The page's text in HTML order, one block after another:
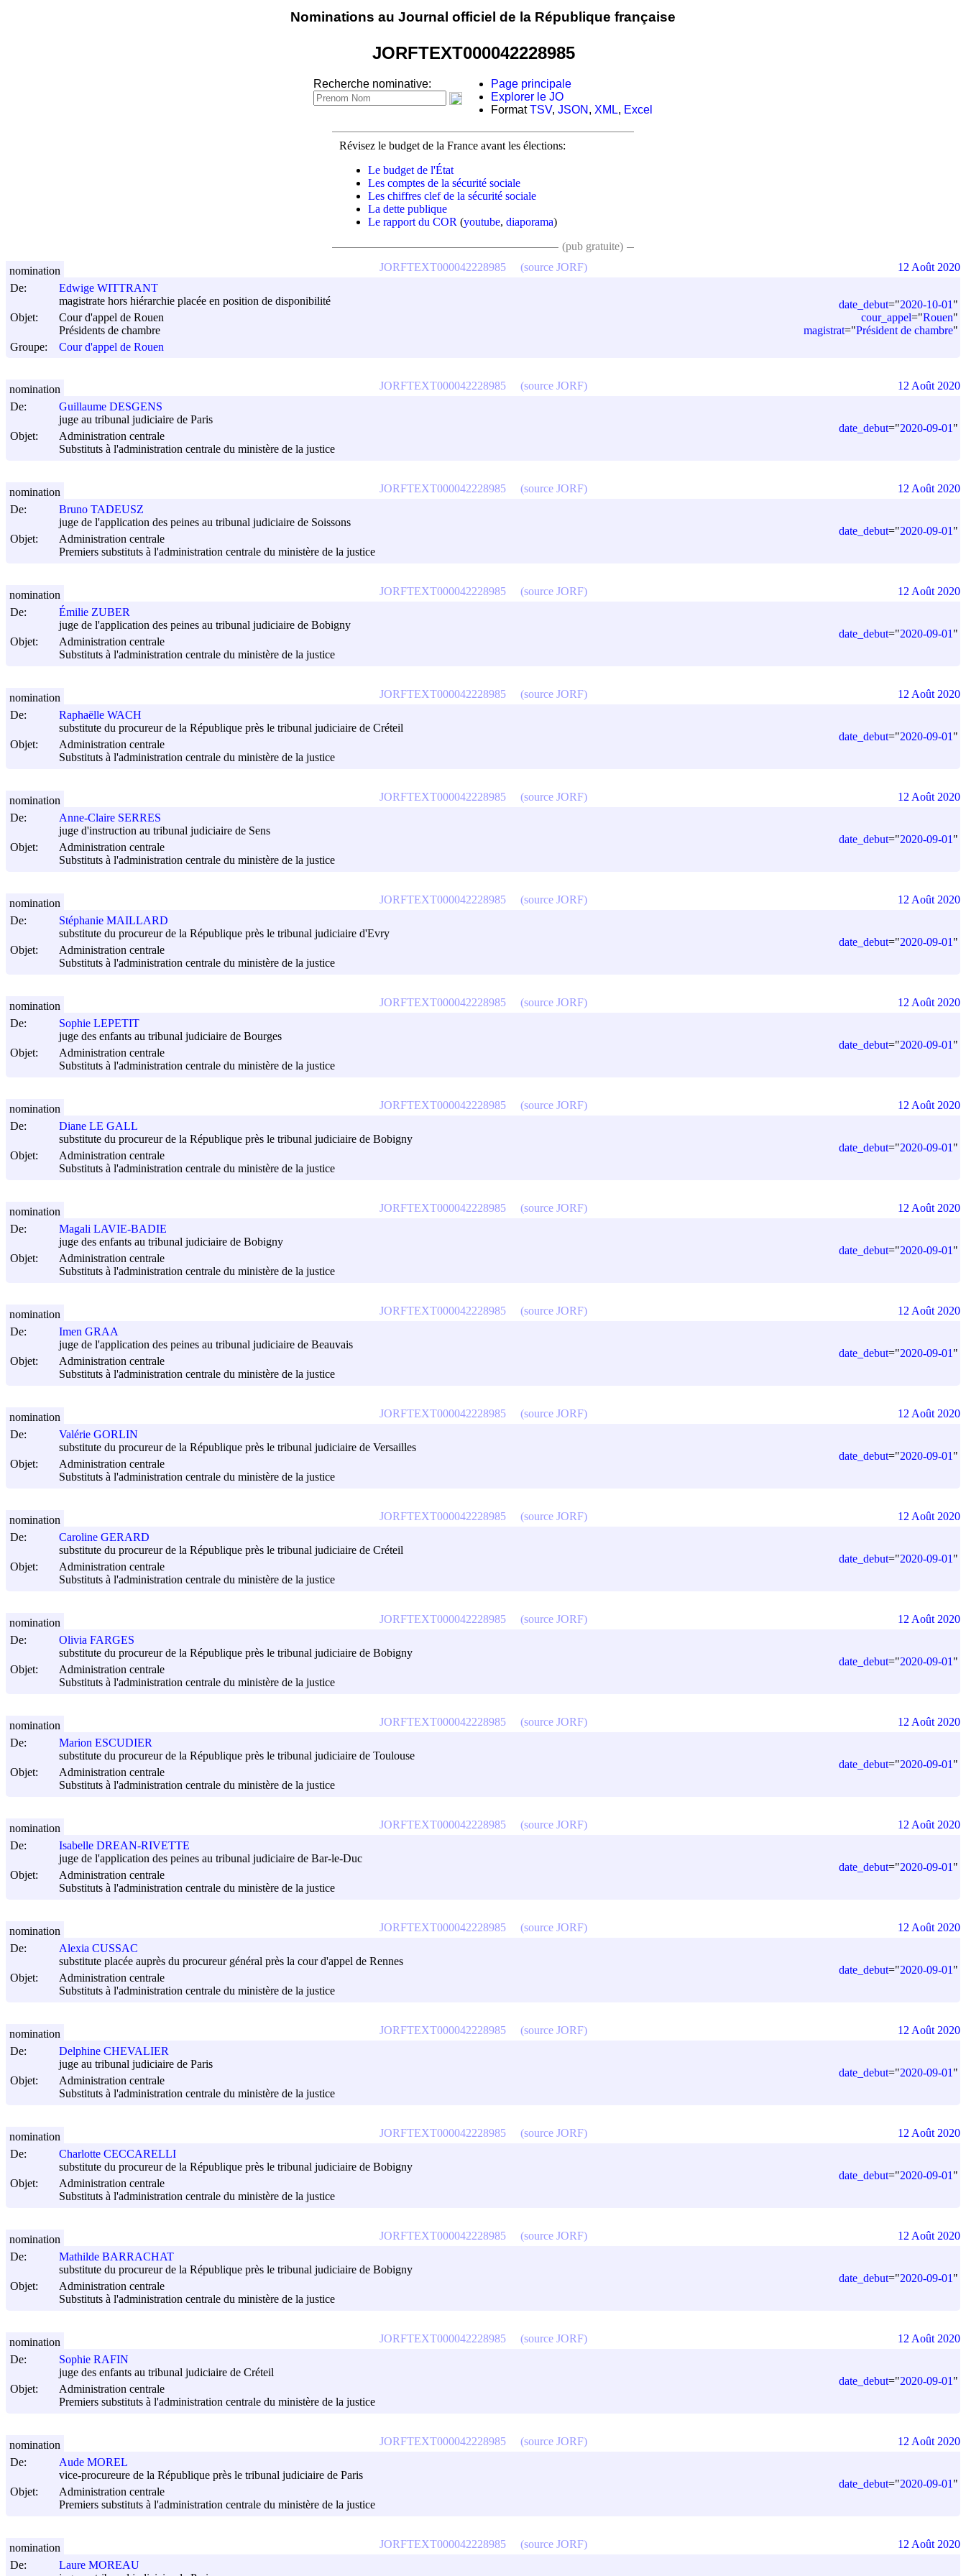
Nominations au Journal officiel de la République française
JORFTEXT000042228985
Recherche nominative:
Page principale
Explorer le JO
FormatTSV, JSON , XML, Excel
Révisez le budget de la France avant les élections:
Le budget de l'État
Les comptes de la sécurité sociale
Les chiffres clef de la sécurité sociale
La dette publique
Le rapport du COR (youtube, diaporama)
(pub gratuite)
De:
Edwige WITTRANT
magistrate hors hiérarchie placée en position de disponibilité
Objet:
Cour d'appel de Rouen
Présidents de chambre
Groupe:
Cour d'appel de Rouen
date_debut="2020-10-01 "
cour_appel="Rouen"
magistrat="Président de chambre"
JORFTEXT000042228985 (source JORF)
nomination 12 Août 2020
De:
Guillaume DESGENS
juge au tribunal judiciaire de Paris
Objet:
Administration centrale
Substituts à l'administration centrale du ministère de la justice
date_debut="2020-09-01 "
JORFTEXT000042228985 (source JORF)
nomination 12 Août 2020
De:
Bruno TADEUSZ
juge de l'application des peines au tribunal judiciaire de Soissons
Objet:
Administration centrale
Premiers substituts à l'administration centrale du ministère de la justice
date_debut="2020-09-01 "
JORFTEXT000042228985 (source JORF)
nomination 12 Août 2020
De:
Émilie ZUBER
juge de l'application des peines au tribunal judiciaire de Bobigny
Objet:
Administration centrale
Substituts à l'administration centrale du ministère de la justice
date_debut="2020-09-01 "
JORFTEXT000042228985 (source JORF)
nomination 12 Août 2020
De:
Raphaëlle WACH
substitute du procureur de la République près le tribunal judiciaire de Créteil
Objet:
Administration centrale
Substituts à l'administration centrale du ministère de la justice
date_debut="2020-09-01 "
JORFTEXT000042228985 (source JORF)
nomination 12 Août 2020
De:
Anne-Claire SERRES
juge d'instruction au tribunal judiciaire de Sens
Objet:
Administration centrale
Substituts à l'administration centrale du ministère de la justice
date_debut="2020-09-01 "
JORFTEXT000042228985 (source JORF)
nomination 12 Août 2020
De:
Stéphanie MAILLARD
substitute du procureur de la République près le tribunal judiciaire d'Evry
Objet:
Administration centrale
Substituts à l'administration centrale du ministère de la justice
date_debut="2020-09-01 "
JORFTEXT000042228985 (source JORF)
nomination 12 Août 2020
De:
Sophie LEPETIT
juge des enfants au tribunal judiciaire de Bourges
Objet:
Administration centrale
Substituts à l'administration centrale du ministère de la justice
date_debut="2020-09-01 "
JORFTEXT000042228985 (source JORF)
nomination 12 Août 2020
De:
Diane LE GALL
substitute du procureur de la République près le tribunal judiciaire de Bobigny
Objet:
Administration centrale
Substituts à l'administration centrale du ministère de la justice
date_debut="2020-09-01 "
JORFTEXT000042228985 (source JORF)
nomination 12 Août 2020
De:
Magali LAVIE-BADIE
juge des enfants au tribunal judiciaire de Bobigny
Objet:
Administration centrale
Substituts à l'administration centrale du ministère de la justice
date_debut="2020-09-01 "
JORFTEXT000042228985 (source JORF)
nomination 12 Août 2020
De:
Imen GRAA
juge de l'application des peines au tribunal judiciaire de Beauvais
Objet:
Administration centrale
Substituts à l'administration centrale du ministère de la justice
date_debut="2020-09-01 "
JORFTEXT000042228985 (source JORF)
nomination 12 Août 2020
De:
Valérie GORLIN
substitute du procureur de la République près le tribunal judiciaire de Versailles
Objet:
Administration centrale
Substituts à l'administration centrale du ministère de la justice
date_debut="2020-09-01 "
JORFTEXT000042228985 (source JORF)
nomination 12 Août 2020
De:
Caroline GERARD
substitute du procureur de la République près le tribunal judiciaire de Créteil
Objet:
Administration centrale
Substituts à l'administration centrale du ministère de la justice
date_debut="2020-09-01 "
JORFTEXT000042228985 (source JORF)
nomination 12 Août 2020
De:
Olivia FARGES
substitute du procureur de la République près le tribunal judiciaire de Bobigny
Objet:
Administration centrale
Substituts à l'administration centrale du ministère de la justice
date_debut="2020-09-01 "
JORFTEXT000042228985 (source JORF)
nomination 12 Août 2020
De:
Marion ESCUDIER
substitute du procureur de la République près le tribunal judiciaire de Toulouse
Objet:
Administration centrale
Substituts à l'administration centrale du ministère de la justice
date_debut="2020-09-01 "
JORFTEXT000042228985 (source JORF)
nomination 12 Août 2020
De:
Isabelle DREAN-RIVETTE
juge de l'application des peines au tribunal judiciaire de Bar-le-Duc
Objet:
Administration centrale
Substituts à l'administration centrale du ministère de la justice
date_debut="2020-09-01 "
JORFTEXT000042228985 (source JORF)
nomination 12 Août 2020
De:
Alexia CUSSAC
substitute placée auprès du procureur général près la cour d'appel de Rennes
Objet:
Administration centrale
Substituts à l'administration centrale du ministère de la justice
date_debut="2020-09-01 "
JORFTEXT000042228985 (source JORF)
nomination 12 Août 2020
De:
Delphine CHEVALIER
juge au tribunal judiciaire de Paris
Objet:
Administration centrale
Substituts à l'administration centrale du ministère de la justice
date_debut="2020-09-01 "
JORFTEXT000042228985 (source JORF)
nomination 12 Août 2020
De:
Charlotte CECCARELLI
substitute du procureur de la République près le tribunal judiciaire de Bobigny
Objet:
Administration centrale
Substituts à l'administration centrale du ministère de la justice
date_debut="2020-09-01 "
JORFTEXT000042228985 (source JORF)
nomination 12 Août 2020
De:
Mathilde BARRACHAT
substitute du procureur de la République près le tribunal judiciaire de Bobigny
Objet:
Administration centrale
Substituts à l'administration centrale du ministère de la justice
date_debut="2020-09-01 "
JORFTEXT000042228985 (source JORF)
nomination 12 Août 2020
De:
Sophie RAFIN
juge des enfants au tribunal judiciaire de Créteil
Objet:
Administration centrale
Premiers substituts à l'administration centrale du ministère de la justice
date_debut="2020-09-01 "
JORFTEXT000042228985 (source JORF)
nomination 12 Août 2020
De:
Aude MOREL
vice-procureure de la République près le tribunal judiciaire de Paris
Objet:
Administration centrale
Premiers substituts à l'administration centrale du ministère de la justice
date_debut="2020-09-01 "
JORFTEXT000042228985 (source JORF)
nomination 12 Août 2020
De:
Laure MOREAU
JORFTEXT000042228985 (source JORF)
nomination 12 Août 2020